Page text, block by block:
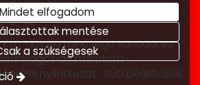
09 071972
2-42
Kft. - Kiváló minőségű kanadai és
disztribútora
nyilatkozat
Süti beállítások
Mindet elfogadom
mentése
a szükségesek